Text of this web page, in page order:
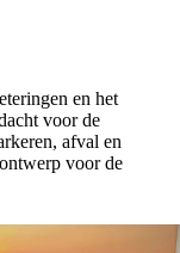
en het
voor de
afval en
voor de